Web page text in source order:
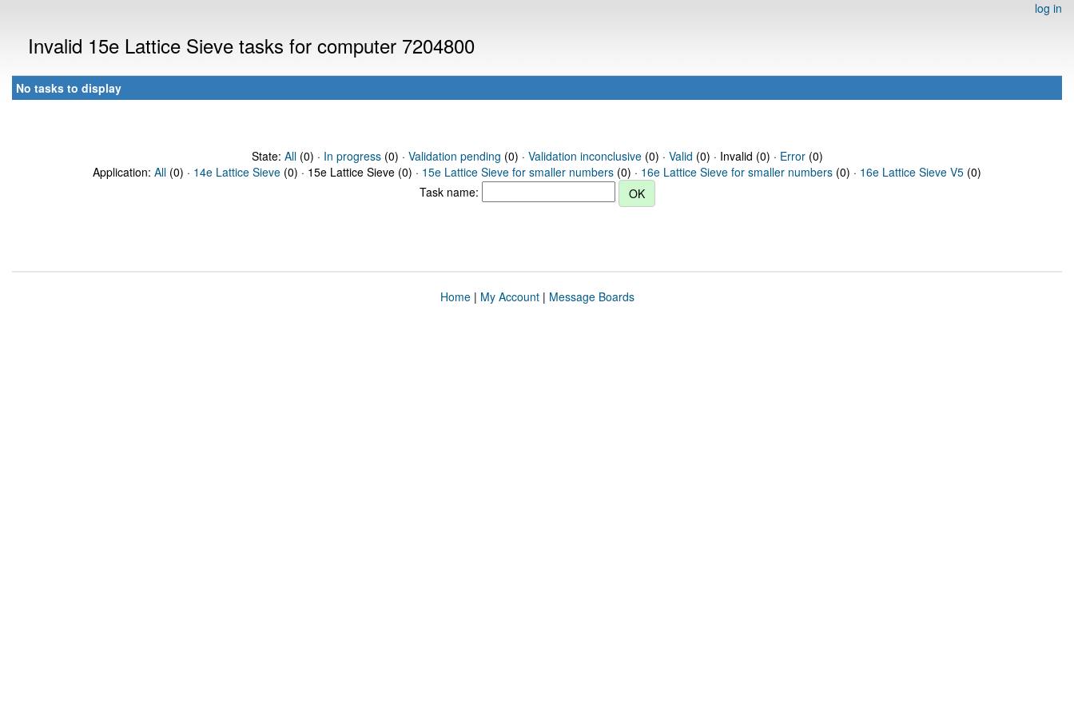
log in
Invalid 15e Lattice Sieve tasks for computer 7204800
No tasks to display
State: All(0) · In progress(0) · Validation pending (0) · Validation inconclusive(0) · Valid (0) · Invalid (0) · Error(0)
Application: All (0) · 14e Lattice Sieve (0) · 15e Lattice Sieve (0) · 15e Lattice Sieve for smaller numbers (0) · 16e Lattice Sieve for smaller numbers (0) · 16e Lattice Sieve V5 (0)
Task name:
Home| My Account| Message Boards